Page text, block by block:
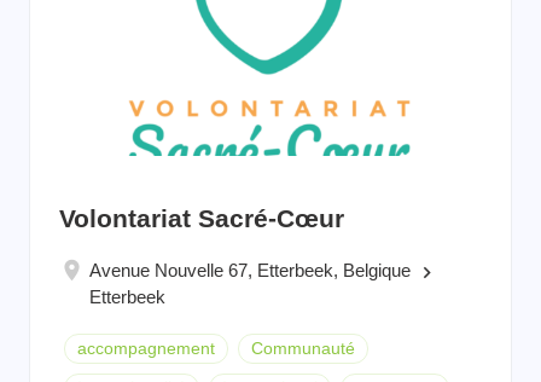
Volontariat Sacré-Cœur
Avenue Nouvelle 67, Etterbeek, Belgique keyboard_arrow_right
Etterbeek
accompagnement Communauté